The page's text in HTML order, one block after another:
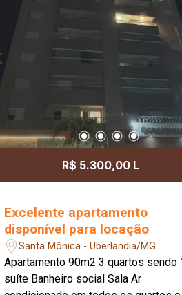
R$ 5.300,00 L
Excelente apartamento
disponível para locação
Santa Mônica - Uberlandia/MG
Apartamento 90m2 3 quartos sendo 1
suíte Banheiro social Sala Ar